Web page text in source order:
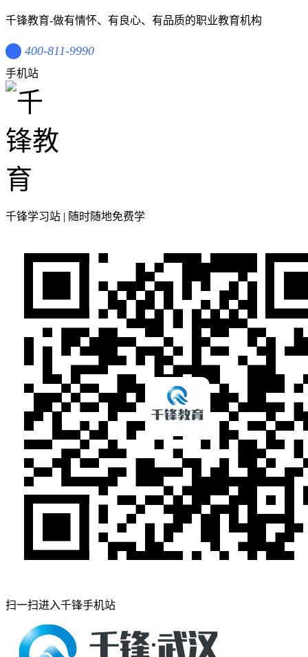
千锋教育-做有情怀、有良心、有品质的职业教育机构
400-811-9990
手机站
千锋学习站 | 随时随地免费学
扫一扫进入千锋手机站